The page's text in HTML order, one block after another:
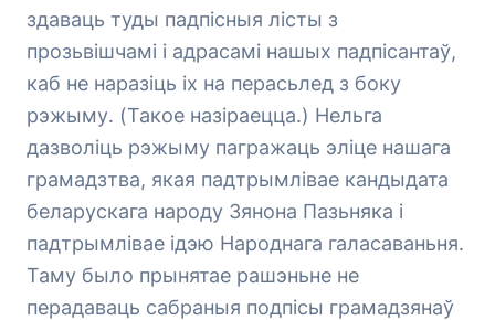
здаваць туды падпісныя лісты з
прозьвішчамі і адрасамі нашых падпісантаў,
каб не наразіць іх на перасьлед з боку
рэжыму. (Такое назіраецца.) Нельга
дазволіць рэжыму пагражаць эліце нашага
грамадзтва, якая падтрымлівае кандыдата
беларускага народу Зянона Пазьняка і
падтрымлівае ідэю Народнага галасаваньня.
Таму было прынятае рашэньне не
перадаваць сабраныя подпісы грамадзянаў